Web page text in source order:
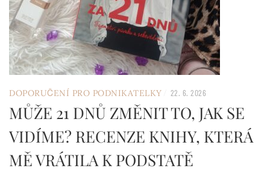
DOPORUČENÍ PRO PODNIKATELKY 22. 6. 2026
MŮŽE 21 DNŮ ZMĚNIT TO, JAK SE
VIDÍME? RECENZE KNIHY, KTERÁ
MĚ VRÁTILA K PODSTATĚ